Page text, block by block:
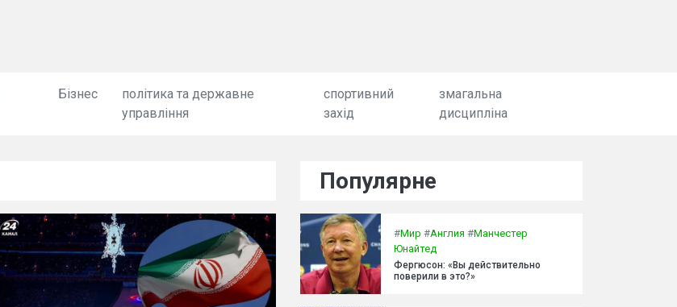
Бізнес
політика та державне
управління
спортивний
захід
змагальна
дисципліна
Популярне
#Мир #Англия #Манчестер
Юнайтед
Фергюсон: «Вы действительно
поверили в это?»